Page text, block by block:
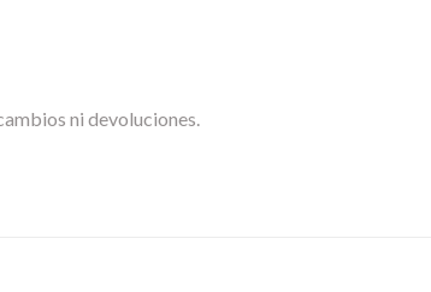
ni devoluciones.